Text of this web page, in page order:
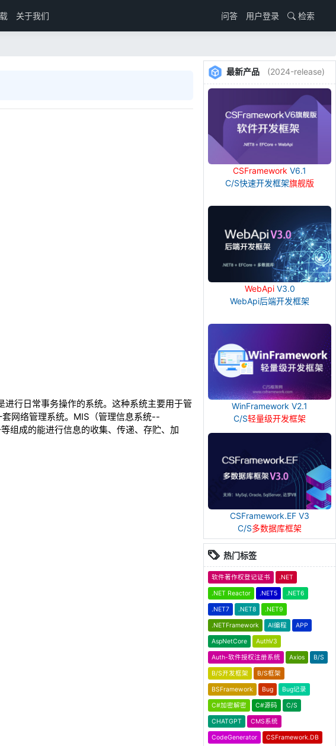
关于我们 问答 用户登录 检索
行日常事务操作的系统。这种系统主要用于管
网络管理系统。MIS（管理信息系统--
组成的能进行信息的收集、传递、存贮、加
最新产品 (2024-release)
CSFramework V6.1
C/S快速开发框架旗舰版
WebApiV3.0
WebApi后端开发框架
WinFramework V2.1
C/S轻量级开发框架
CSFramework.EF V3
C/S多数据库框架
热门标签
软件著作权登记证书 .NET
.NET Reactor .NET5 .NET6
.NET7 .NET8 .NET9
.NETFramework AI编程 APP
AspNetCore AuthV3
Auth-软件授权注册系统 Axios B/S
B/S开发框架 B/S框架
BSFramework Bug Bug记录
C#加密解密 C#源码 C/S
CHATGPT CMS系统
CodeGenerator CSFramework.DB